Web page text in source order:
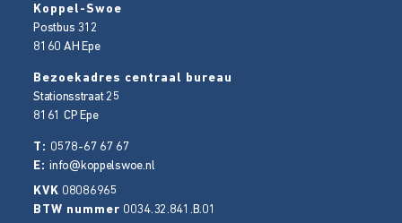
Koppel-Swoe
Postbus 312
8160 AH Epe
Bezoekadres centraal bureau
Stationsstraat 25
8161 CP Epe
T: 0578-67 67 67
E:info@koppelswoe.nl
KVK 08086965
BTW nummer 0034.32.841.B.01